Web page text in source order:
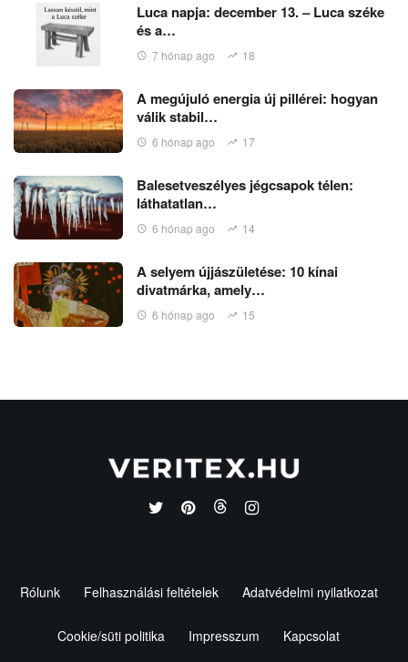
Luca napja: december 13. – Luca széke
és a…
7 hónap ago 18
A megújuló energia új pillérei: hogyan
válik stabil…
6 hónap ago 17
Balesetveszélyes jégcsapok télen:
láthatatlan…
6 hónap ago 14
A selyem újjászületése: 10 kínai
divatmárka, amely…
6 hónap ago 15
Rólunk Felhasználási feltételek Adatvédelmi nyilatkozat
Cookie/süti politika Impresszum Kapcsolat